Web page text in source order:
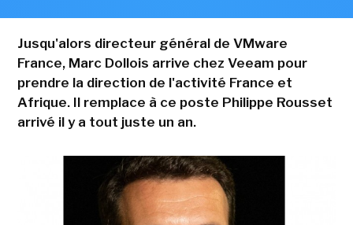
Jusqu'alors directeur général de VMware
France, Marc Dollois arrive chez Veeam pour
prendre la direction de l'activité France et
Afrique. Il remplace à ce poste Philippe Rousset
arrivé il y a tout juste un an.